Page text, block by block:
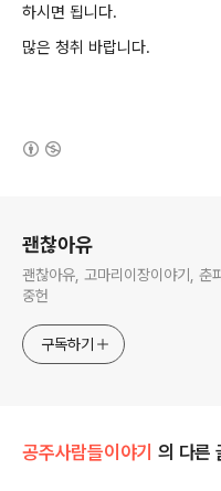
하시면 됩니다.
많은 청취 바랍니다.
괜찮아유
괜찮아유, 고마리이장이야기, 춘파, 월하,
중헌
구독하기
공주사람들이야기 의 다른